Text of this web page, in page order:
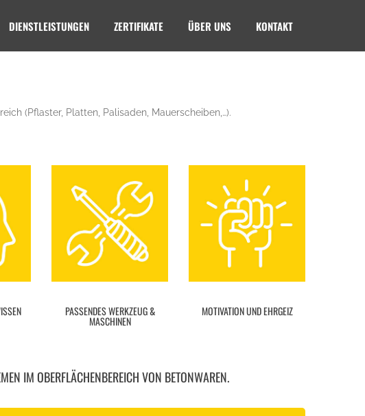
DIENSTLEISTUNGEN ZERTIFIKATE ÜBER UNS KONTAKT
(Pflaster, Platten, Palisaden, Mauerscheiben,…).
PASSENDES WERKZEUG &
MASCHINEN
MOTIVATION UND EHRGEIZ
IM OBERFLÄCHENBEREICH VON BETONWAREN.